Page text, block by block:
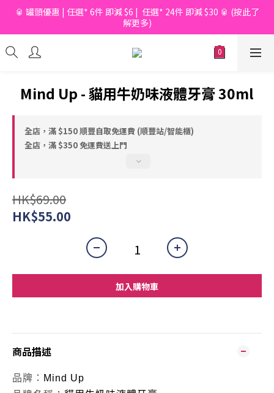
📦滿$150起免香港運費*  |  📦 滿$600起免澳門運費*
🥫 罐頭優惠 | 任選* 6件 即減 $6 |  任選* 24件 即減 $30 🥫 (按此了
解更多)
📦滿$150起免香港運費*  |  📦 滿$600起免澳門運費*
Mind Up - 貓用牛奶味液體牙膏 30ml
全店，滿 $150 順豐自取免運費 (順豐站/智能櫃)
全店，滿 $350 免運費送上門
HK$69.00
HK$55.00
加入購物車
商品描述
品牌： Mind Up